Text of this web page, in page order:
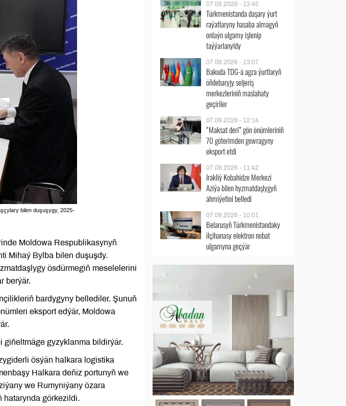
bilen duşuşygy, 2025-
Moldowa Respublikasynyň
Mihaý Bylba bilen duşuşdy.
ösdürmegiň meselelerini
berýär.
bardygyny bellediler. Şunuň
eksport edýär, Moldowa
gyzyklanma bildirýär.
ösýän halkara logistika
Halkara deňiz portunyň we
we Rumyniýany özara
hatarynda görkezildi.
07.08.2026 - 13:45
Türkmenistanda daşary ýurt
raýatlaryny hasaba almagyň
onlaýn ulgamy işlenip
taýýarlanyldy
07.08.2026 - 13:07
Bakuda TDG-ä agza ýurtlaryň
öňdebaryjy seljeriş
merkezleriniň maslahaty
geçiriler
07.08.2026 - 12:14
“Maksat deri” gön önümleriniň
70 göterimden gowragyny
eksport etdi
07.08.2026 - 11:42
Irakliý Kobahidze Merkezi
Aziýa bilen hyzmatdaşlygyň
ähmiýetini belledi
07.08.2026 - 10:01
Belarusyň Türkmenistandaky
ilçihanasy elektron nobat
ulgamyna geçýär